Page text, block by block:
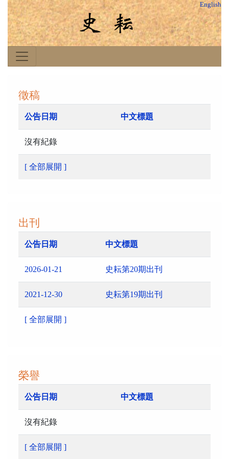
English
徵稿
公告日期 中文標題
沒有紀錄
[ 全部展開 ]
出刊
公告日期 中文標題
2026-01-21 史耘第20期出刊
2021-12-30 史耘第19期出刊
[ 全部展開 ]
榮譽
公告日期 中文標題
沒有紀錄
[ 全部展開 ]